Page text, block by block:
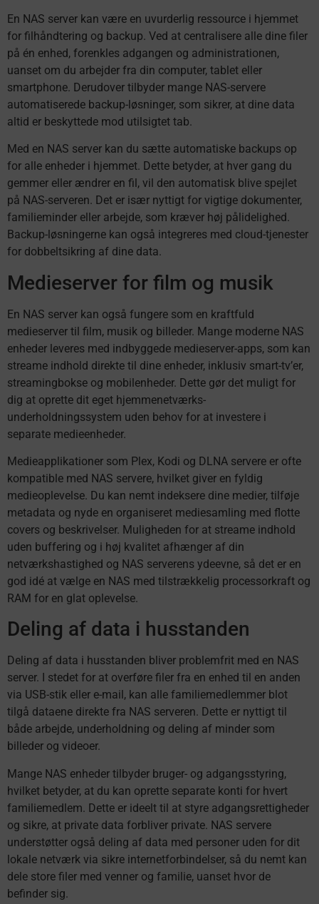
En NAS server kan være en uvurderlig ressource i hjemmet
for filhåndtering og backup. Ved at centralisere alle dine filer
på én enhed, forenkles adgangen og administrationen,
uanset om du arbejder fra din computer, tablet eller
smartphone. Derudover tilbyder mange NAS-servere
automatiserede backup-løsninger, som sikrer, at dine data
altid er beskyttede mod utilsigtet tab.
Med en NAS server kan du sætte automatiske backups op
for alle enheder i hjemmet. Dette betyder, at hver gang du
gemmer eller ændrer en fil, vil den automatisk blive spejlet
på NAS-serveren. Det er især nyttigt for vigtige dokumenter,
familieminder eller arbejde, som kræver høj pålidelighed.
Backup-løsningerne kan også integreres med cloud-tjenester
for dobbeltsikring af dine data.
Medieserver for film og musik
En NAS server kan også fungere som en kraftfuld
medieserver til film, musik og billeder. Mange moderne NAS
enheder leveres med indbyggede medieserver-apps, som kan
streame indhold direkte til dine enheder, inklusiv smart-tv’er,
streamingbokse og mobilenheder. Dette gør det muligt for
dig at oprette dit eget hjemmenetværks-
underholdningssystem uden behov for at investere i
separate medieenheder.
Medieapplikationer som Plex, Kodi og DLNA servere er ofte
kompatible med NAS servere, hvilket giver en fyldig
medieoplevelse. Du kan nemt indeksere dine medier, tilføje
metadata og nyde en organiseret mediesamling med flotte
covers og beskrivelser. Muligheden for at streame indhold
uden buffering og i høj kvalitet afhænger af din
netværkshastighed og NAS serverens ydeevne, så det er en
god idé at vælge en NAS med tilstrækkelig processorkraft og
RAM for en glat oplevelse.
Deling af data i husstanden
Deling af data i husstanden bliver problemfrit med en NAS
server. I stedet for at overføre filer fra en enhed til en anden
via USB-stik eller e-mail, kan alle familiemedlemmer blot
tilgå dataene direkte fra NAS serveren. Dette er nyttigt til
både arbejde, underholdning og deling af minder som
billeder og videoer.
Mange NAS enheder tilbyder bruger- og adgangsstyring,
hvilket betyder, at du kan oprette separate konti for hvert
familiemedlem. Dette er ideelt til at styre adgangsrettigheder
og sikre, at private data forbliver private. NAS servere
understøtter også deling af data med personer uden for dit
lokale netværk via sikre internetforbindelser, så du nemt kan
dele store filer med venner og familie, uanset hvor de
befinder sig.